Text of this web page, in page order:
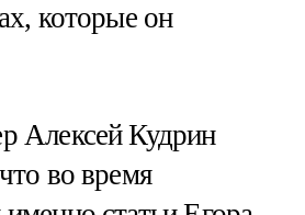
которые он
Алексей Кудрин
во время